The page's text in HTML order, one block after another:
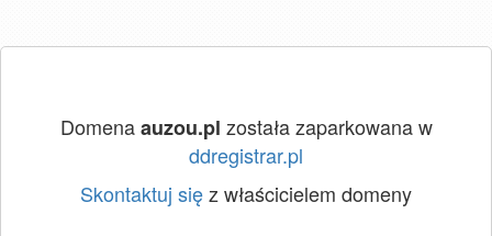
Domenaauzou.pl została zaparkowana w
ddregistrar.pl
Skontaktuj sięz właścicielem domeny